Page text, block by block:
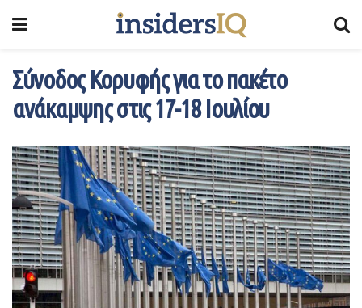
Σύνοδος Κορυφής για το πακέτο
ανάκαμψης στις 17-18 Ιουλίου